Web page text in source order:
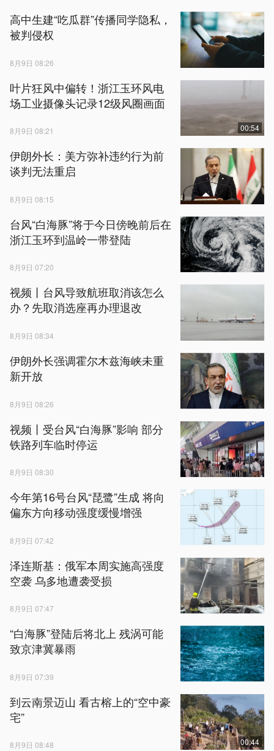
高中生建“吃瓜群”传播同学隐私，
被判侵权
8月9日 08:26
叶片狂风中偏转！浙江玉环风电
场工业摄像头记录12级风圈画面
8月9日 08:21 00:54
伊朗外长：美方弥补违约行为前
谈判无法重启
8月9日 08:15
台风“白海豚”将于今日傍晚前后在
浙江玉环到温岭一带登陆
8月9日 07:20
视频丨台风导致航班取消该怎么
办？先取消选座再办理退改
8月9日 08:34
伊朗外长强调霍尔木兹海峡未重
新开放
8月9日 08:26
视频丨受台风“白海豚”影响 部分
铁路列车临时停运
8月9日 08:30
今年第16号台风“琵鹭”生成 将向
偏东方向移动强度缓慢增强
8月9日 07:42
泽连斯基：俄军本周实施高强度
空袭 乌多地遭袭受损
8月9日 07:47
“白海豚”登陆后将北上 残涡可能
致京津冀暴雨
8月9日 07:39
到云南景迈山 看古榕上的“空中豪
宅”
8月9日 08:48 00:44